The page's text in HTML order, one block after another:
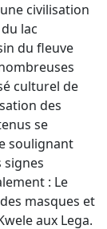
civilisation
lac
du fleuve
culturel de
des
se
soulignant
signes
: Le
masques et
aux Lega.